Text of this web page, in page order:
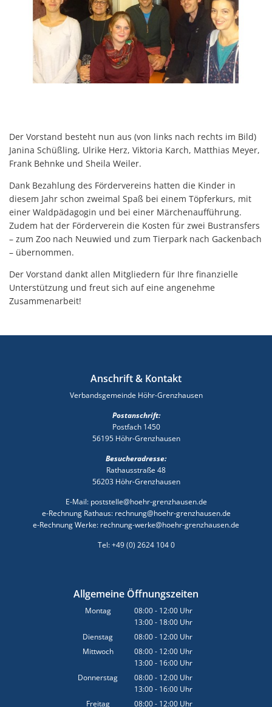
Der Vorstand besteht nun aus (von links nach rechts im Bild)
Janina Schüßling, Ulrike Herz, Viktoria Karch, Matthias Meyer,
Frank Behnke und Sheila Weiler.
Dank Bezahlung des Fördervereins hatten die Kinder in
diesem Jahr schon zweimal Spaß bei einem Töpferkurs, mit
einer Waldpädagogin und bei einer Märchenaufführung.
Zudem hat der Förderverein die Kosten für zwei Bustransfers
– zum Zoo nach Neuwied und zum Tierpark nach Gackenbach
– übernommen.
Der Vorstand dankt allen Mitgliedern für Ihre finanzielle
Unterstützung und freut sich auf eine angenehme
Zusammenarbeit!
Anschrift & Kontakt
Verbandsgemeinde Höhr-Grenzhausen
Postanschrift:
Postfach 1450
56195 Höhr-Grenzhausen
Besucheradresse:
Rathausstraße 48
56203 Höhr-Grenzhausen
E-Mail: poststelle@hoehr-grenzhausen.de
e-Rechnung Rathaus: rechnung@hoehr-grenzhausen.de
e-Rechnung Werke: rechnung-werke@hoehr-grenzhausen.de
Tel: +49 (0) 2624 104 0
Allgemeine Öffnungszeiten
Montag 08:00- 12:00 Uhr
Von 08:00 bis 12:00 Uhr
13:00- 18:00 Uhr
Von 13:00 bis 18:00 Uhr
Dienstag 08:00- 12:00 Uhr
Von 08:00 bis 12:00 Uhr
Mittwoch 08:00- 12:00 Uhr
Von 08:00 bis 12:00 Uhr
13:00- 16:00 Uhr
Von 13:00 bis 16:00 Uhr
Donnerstag 08:00- 12:00 Uhr
Von 08:00 bis 12:00 Uhr
13:00- 16:00 Uhr
Von 13:00 bis 16:00 Uhr
Freitag 08:00- 12:00 Uhr